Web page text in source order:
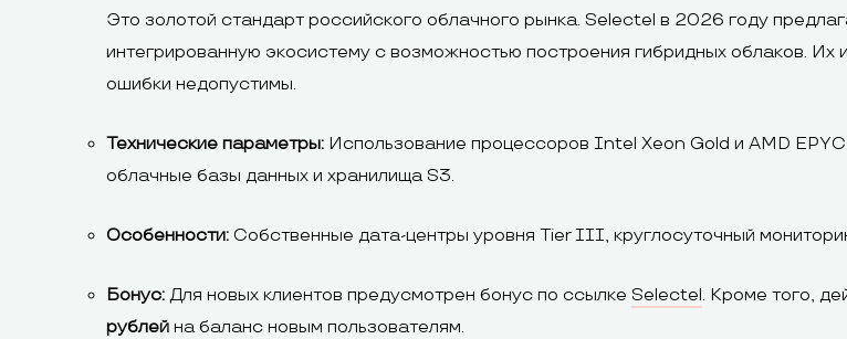
Это золотой стандарт российского облачного рынка. Selectel в 2026 году
интегрированную экосистему с возможностью построения гибридных облаков. Их
ошибки недопустимы.
Технические параметры: Использование процессоров Intel Xeon Gold и AMD
облачные базы данных и хранилища S3.
Особенности: Собственные дата-центры уровня Tier III, круглосуточный
Бонус: Для новых клиентов предусмотрен бонус по ссылке Selectel. Кроме того,
рублей на баланс новым пользователям.